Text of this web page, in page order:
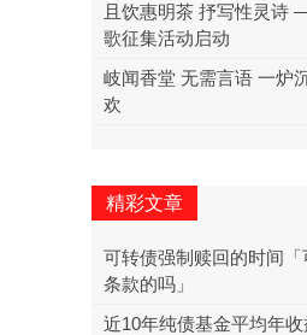
且饮惠明茶 抒写性灵诗
歌征集活动启动
岐闻香堂 无需言语 一炉
欢
精彩文章
可转债强制赎回的时间
条款的吗」
近10年纯债基金平均年